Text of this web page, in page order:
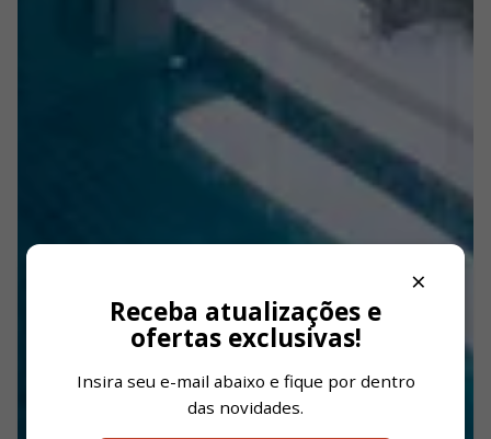
×
Receba atualizações e
ofertas exclusivas!
Insira seu e-mail abaixo e fique por dentro
das novidades.